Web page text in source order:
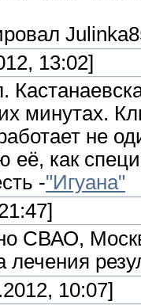
13:02]
минутах.
не
её, как
-"Игуана"
СВАО,
10:07]